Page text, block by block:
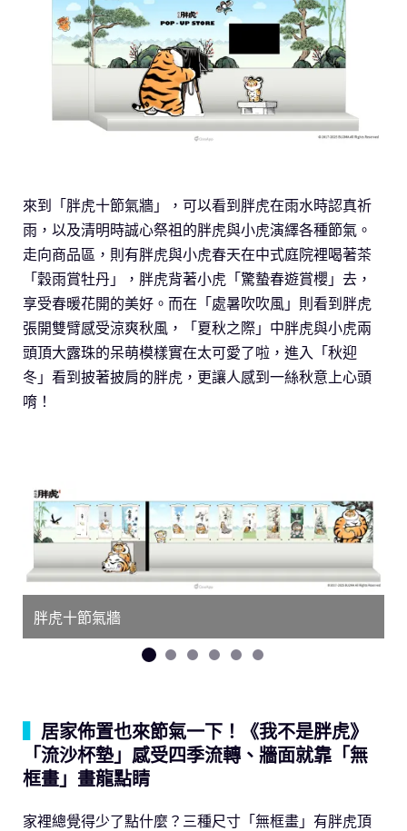
來到「胖虎十節氣牆」，可以看到胖虎在雨水時認真祈
雨，以及清明時誠心祭祖的胖虎與小虎演繹各種節氣。
走向商品區，則有胖虎與小虎春天在中式庭院裡喝著茶
「穀雨賞牡丹」，胖虎背著小虎「驚蟄春遊賞櫻」去，
享受春暖花開的美好。而在「處暑吹吹風」則看到胖虎
張開雙臂感受涼爽秋風，「夏秋之際」中胖虎與小虎兩
頭頂大露珠的呆萌模樣實在太可愛了啦，進入「秋迎
冬」看到披著披肩的胖虎，更讓人感到一絲秋意上心頭
唷！
胖虎十節氣牆
居家佈置也來節氣一下！《我不是胖虎》
「流沙杯墊」感受四季流轉、牆面就靠「無
框畫」畫龍點睛
家裡總覺得少了點什麼？三種尺寸「無框畫」有胖虎頂